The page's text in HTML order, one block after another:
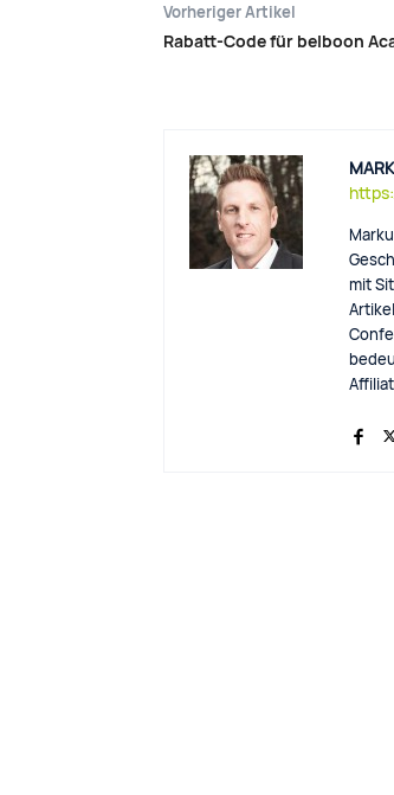
Vorheriger Artikel
Rabatt-Code für belboon
mit